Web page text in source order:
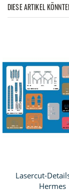
DIESE ARTIKEL
Lasercut-
Hermes